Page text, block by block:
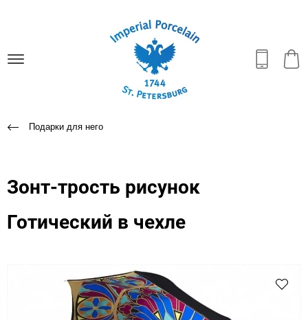
Подарки для него
Зонт-трость рисунок
Готический в чехле